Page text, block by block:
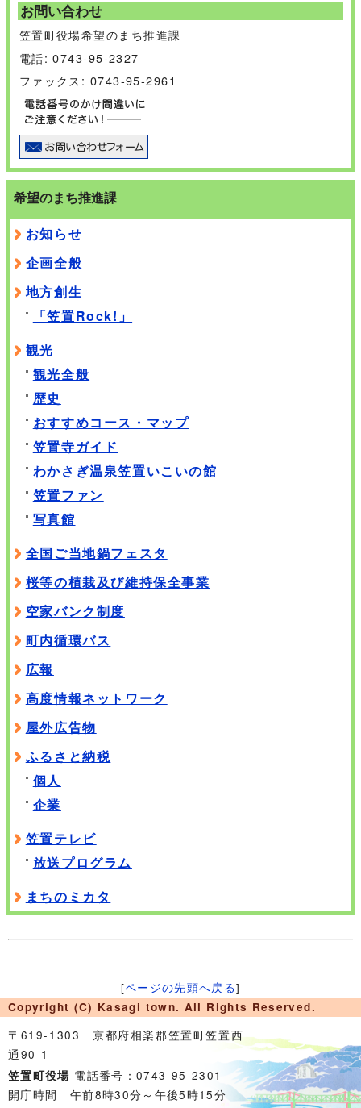
お問い合わせ
笠置町役場希望のまち推進課
電話: 0743-95-2327
ファックス: 0743-95-2961
希望のまち推進課
お知らせ
企画全般
地方創生
「笠置Rock!」
観光
観光全般
歴史
おすすめコース・マップ
笠置寺ガイド
わかさぎ温泉笠置いこいの館
笠置ファン
写真館
全国ご当地鍋フェスタ
桜等の植栽及び維持保全事業
空家バンク制度
町内循環バス
広報
高度情報ネットワーク
屋外広告物
ふるさと納税
個人
企業
笠置テレビ
放送プログラム
まちのミカタ
[ページの先頭へ戻る]
Copyright (C) Kasagi town. All Rights Reserved.
〒619-1303 京都府相楽郡笠置町笠置西
通90-1
笠置町役場 電話番号：0743-95-2301
開庁時間 午前8時30分～午後5時15分